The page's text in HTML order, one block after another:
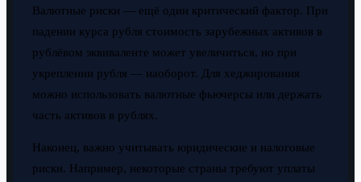
Валютные риски — ещё один критический фактор. При
падении курса рубля стоимость зарубежных активов в
рублёвом эквиваленте может увеличиться, но при
укреплении рубля — наоборот. Для хеджирования
можно использовать валютные фьючерсы или держать
часть активов в рублях.
Наконец, важно учитывать юридические и налоговые
риски. Например, некоторые страны требуют уплаты